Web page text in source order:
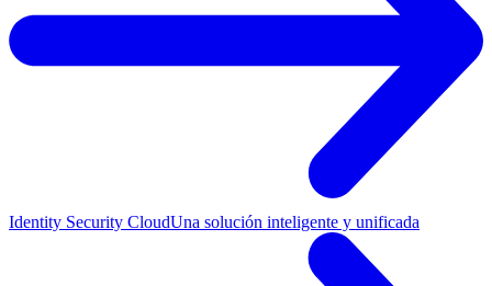
Identity Security CloudUna solución inteligente y unificada